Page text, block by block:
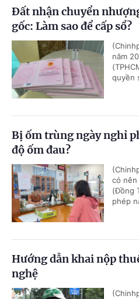
Đất nhận chuyển
gốc: Làm sao để cấp sổ?
năm
quyền
Bị ốm trùng ngày nghỉ
độ ốm đau?
có nên
(Đồng
phép
Hướng dẫn khai nộp
nghệ